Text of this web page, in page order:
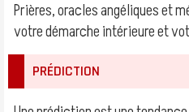
Prières, oracles angéliques et
votre démarche intérieure et
PRÉDICTION